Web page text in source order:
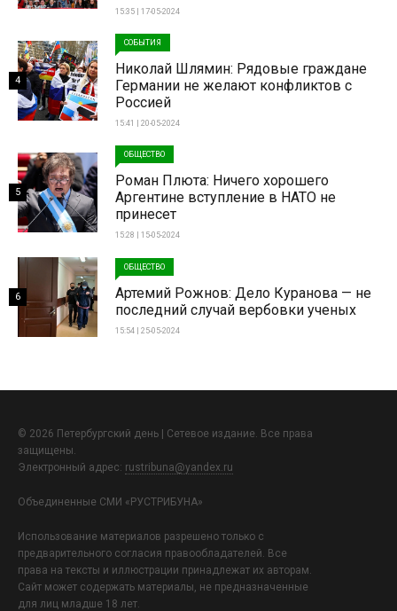
15:35 | 17-05-2024
СОБЫТИЯ
Николай Шлямин: Рядовые граждане
Германии не желают конфликтов с
Россией
15:41 | 20-05-2024
4
ОБЩЕСТВО
Роман Плюта: Ничего хорошего
Аргентине вступление в НАТО не
принесет
15:28 | 15-05-2024
5
ОБЩЕСТВО
Артемий Рожнов: Дело Куранова — не
последний случай вербовки ученых
15:54 | 25-05-2024
6
© 2026 Петербургский день | Сетевое издание. Все права
защищены.
Электронный адрес: rustribuna@yandex.ru
Объединенные СМИ «РУСТРИБУНА»
Использование материалов разрешено только с
предварительного согласия правообладателей. Все
права на тексты и иллюстрации принадлежат их авторам.
Сайт может содержать материалы, не предназначенные
для лиц младше 18 лет.